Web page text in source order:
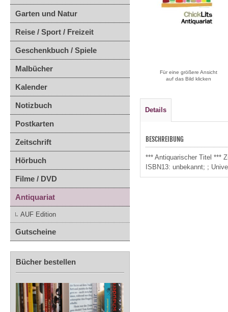
Garten und Natur
Reise / Sport / Freizeit
Geschenkbuch / Spiele
Malbücher
Kalender
Notizbuch
Postkarten
Zeitschrift
Hörbuch
Filme / DVD
Antiquariat
AUF Edition
Gutscheine
Bücher bestellen
Für eine größere Ansicht
auf das Bild klicken
Details
BESCHREIBUNG
*** Antiquarischer Titel ***
ISBN13: unbekannt; ;